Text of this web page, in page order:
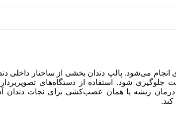
انجام می‌شود. پالپ دندان بخشی از ساختار
ریشه یا همان عصب‌کشی برای نجات دندان